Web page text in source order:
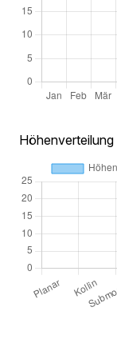
Höhenverteilung